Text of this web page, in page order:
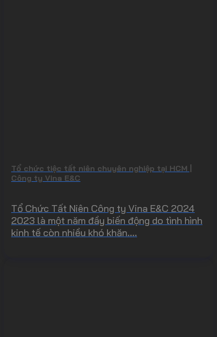
Tổ chức tiệc tất niên chuyên nghiệp tại HCM |
Công ty Vina E&C
Tổ Chức Tất Niên Công ty Vina E&C 2024
2023 là một năm đầy biến động do tình hình
kinh tế còn nhiều khó khăn....